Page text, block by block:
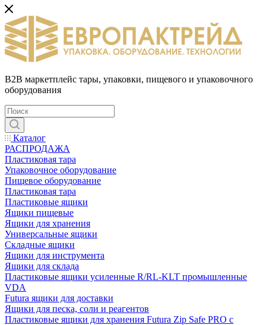
B2B маркетплейс тары, упаковки, пищевого и упаковочного
оборудования
Каталог
РАСПРОДАЖА
Пластиковая тара
Упаковочное оборудование
Пищевое оборудование
Пластиковая тара
Пластиковые ящики
Ящики пищевые
Ящики для хранения
Универсальные ящики
Складные ящики
Ящики для инструмента
Ящики для склада
Пластиковые ящики усиленные R/RL-KLT промышленные
VDA
Futura ящики для доставки
Ящики для песка, соли и реагентов
Пластиковые ящики для хранения Futura Zip Safe PRO с